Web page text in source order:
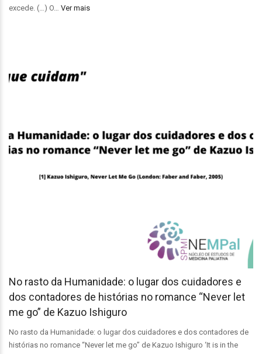
excede. (…) O… Ver mais
No rasto da Humanidade: o lugar dos cuidadores e
dos contadores de histórias no romance “Never let
me go” de Kazuo Ishiguro
No rasto da Humanidade: o lugar dos cuidadores e dos contadores de
histórias no romance “Never let me go” de Kazuo Ishiguro ‘It is in the